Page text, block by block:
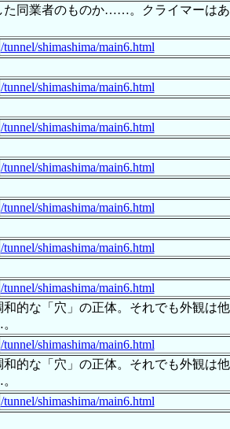
同業者のものか……。クライマーは
/tunnel/shimashima/main6.html
/tunnel/shimashima/main6.html
/tunnel/shimashima/main6.html
/tunnel/shimashima/main6.html
/tunnel/shimashima/main6.html
/tunnel/shimashima/main6.html
/tunnel/shimashima/main6.html
的な「穴」の正体。それでも外観は
/tunnel/shimashima/main6.html
的な「穴」の正体。それでも外観は
/tunnel/shimashima/main6.html